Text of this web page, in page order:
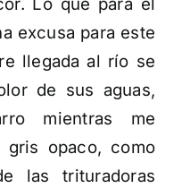
Lo que para el
excusa para este
llegada al río se
de sus aguas,
mientras me
gris opaco, como
las trituradoras